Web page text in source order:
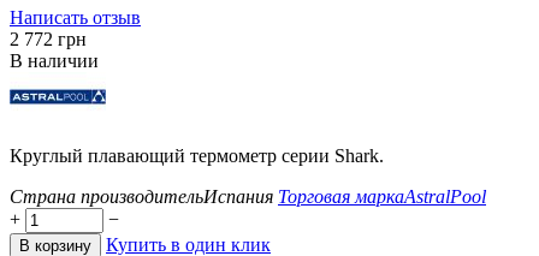
Написать отзыв
‍2 772‍ грн
В наличии
Круглый плавающий термометр серии Shark.
Страна производительИспания Торговая маркаAstralPool
+
−
В корзину
Купить в один клик